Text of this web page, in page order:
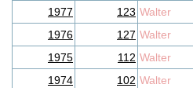
1977
123 Walter
1976
127 Walter
1975
112 Walter
1974
102 Walter